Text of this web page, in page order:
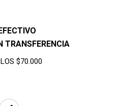
TRANSFERENCIA
$70.000